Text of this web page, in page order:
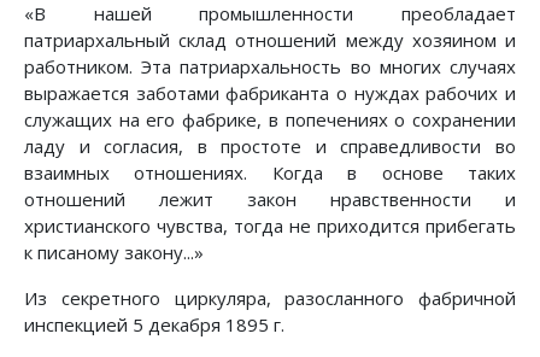
«В нашей промышленности преобладает
патриархальный склад отношений между хозяином и
работником. Эта патриархальность во многих случаях
выражается заботами фабриканта о нуждах рабочих и
служащих на его фабрике, в попечениях о сохранении
ладу и согласия, в простоте и справедливости во
взаимных отношениях. Когда в основе таких
отношений лежит закон нравственности и
христианского чувства, тогда не приходится прибегать
к писаному закону...»
Из секретного циркуляра, разосланного фабричной
инспекцией 5 декабря 1895 г.